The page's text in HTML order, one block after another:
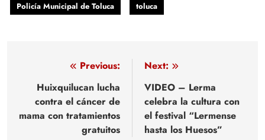
Policía Municipal de Toluca
toluca
Navegación
entradas
Previous:
Huixquilucan lucha
contra el cáncer de
mama con tratamientos
gratuitos
Next:
VIDEO – Lerma
celebra la cultura con
el festival “Lermense
hasta los Huesos”